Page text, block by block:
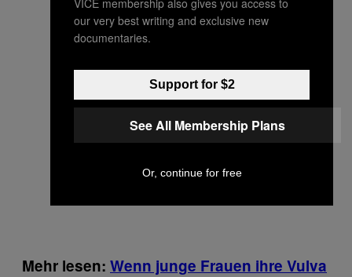
Mehr lesen: Wenn junge Frauen ihre Vulva
our very best writing and exclusive new
documentaries.
Support for $2
See All Membership Plans
Or, continue for free